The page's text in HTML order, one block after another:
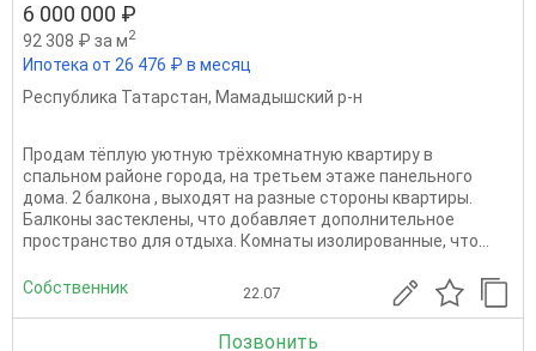
6 000 000 ₽
92 308 ₽ за м2
Ипотека от 26 476 ₽ в месяц
Республика Татарстан, Мамадышский р-н
Продам тёплую уютную трёхкомнатную квартиру в
спальном районе города, на третьем этаже панельного
дома. 2 балкона , выходят на разные стороны квартиры.
Балконы застеклены, что добавляет дополнительное
пространство для отдыха. Комнаты изолированные, что...
Собственник 22.07
Позвонить